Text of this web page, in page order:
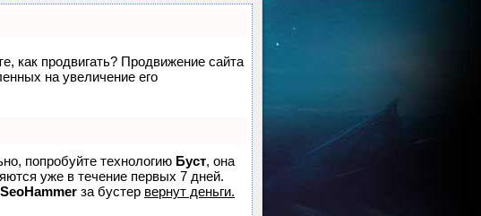
как продвигать? Продвижение сайта
на увеличение его
попробуйте технологию Буст, она
уже в течение первых 7 дней.
SeoHammer за бустер вернут деньги.